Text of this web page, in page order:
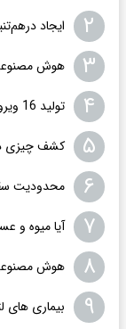
۲ ایجاد
۳ هوش
۴ تولید 16 ویروس با کمک هوش مصنوعی
۵ کشف چیزی
۶ محدودیت
۷ آیا میوه و
۸ هوش مصنوعی
۹ بیماری های